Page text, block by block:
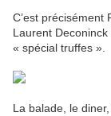
C’est précisément
Laurent Deconinck
« spécial truffes ».
La balade, le